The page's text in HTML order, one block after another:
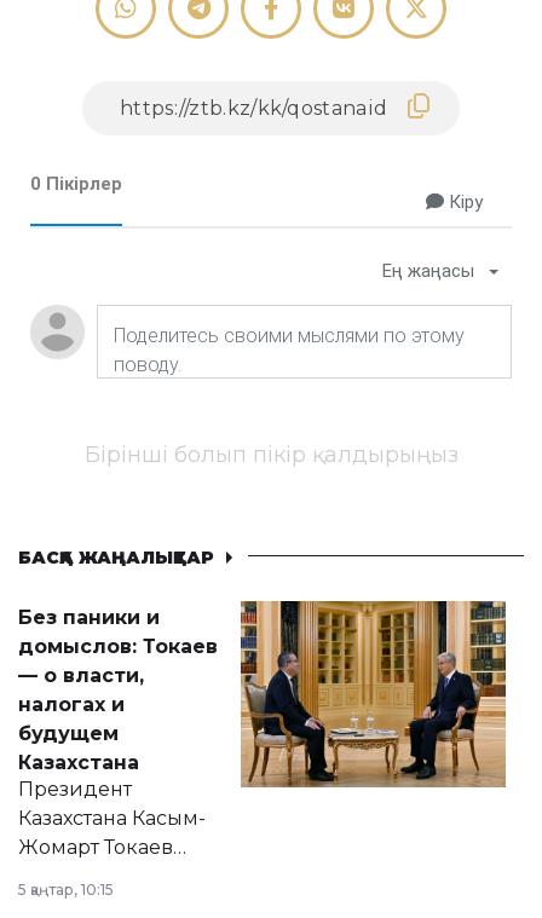
0 Пікірлер
Кіру
Ең жаңасы
Бірінші болып пікір қалдырыңыз
БАСҚА ЖАҢАЛЫҚТАР
Без паники и
домыслов: Токаев
— о власти,
налогах и
будущем
Казахстана
Президент
Казахстана Касым-
Жомарт Токаев
сразу несколько
5 қаңтар, 10:15